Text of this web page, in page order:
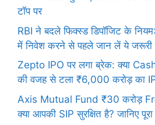
टॉप पर
RBI ने बदले फिक्स्ड डिपॉजिट के
में निवेश करने से पहले जान लें ये जरूरी
Zepto IPO पर लगा ब्रेक: क्या
की वजह से टला ₹6,000 करोड़ का
Axis Mutual Fund ₹30 करोड़
क्या आपकी SIP सुरक्षित है? जानिए